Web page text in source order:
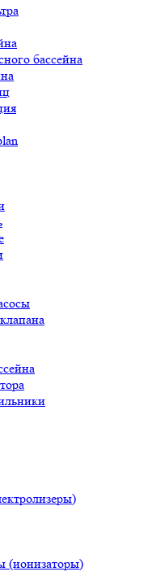
бассейна
(ионизаторы)